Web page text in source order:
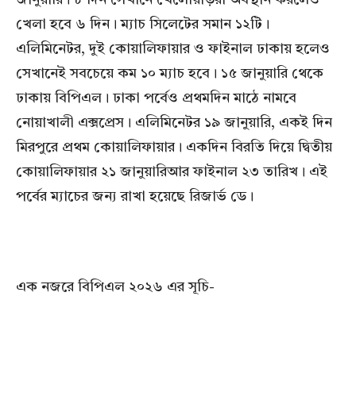
খেলা হবে ৬ দিন। ম্যাচ সিলেটের সমান ১২টি।
এলিমিনেটর, দুই কোয়ালিফায়ার ও ফাইনাল ঢাকায় হলেও
সেখানেই সবচেয়ে কম ১০ ম্যাচ হবে। ১৫ জানুয়ারি থেকে
ঢাকায় বিপিএল। ঢাকা পর্বেও প্রথমদিন মাঠে নামবে
নোয়াখালী এক্সপ্রেস। এলিমিনেটর ১৯ জানুয়ারি, একই দিন
মিরপুরে প্রথম কোয়ালিফায়ার। একদিন বিরতি দিয়ে দ্বিতীয়
কোয়ালিফায়ার ২১ জানুয়ারিআর ফাইনাল ২৩ তারিখ। এই
পর্বের ম্যাচের জন্য রাখা হয়েছে রিজার্ভ ডে।
এক নজরে বিপিএল ২০২৬ এর সূচি-